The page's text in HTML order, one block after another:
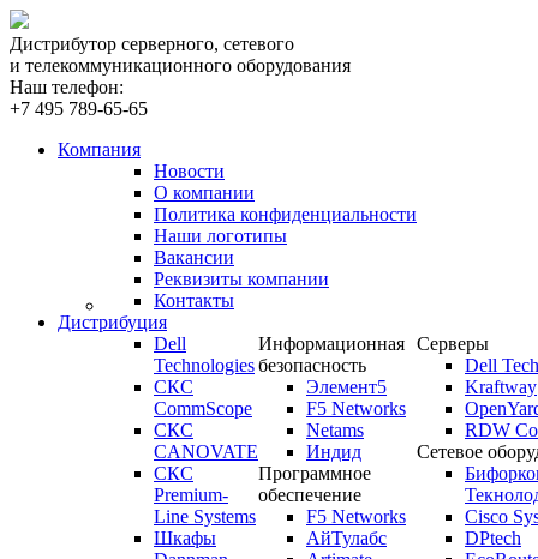
Дистрибутор серверного, сетевого
и телекоммуникационного оборудования
Наш телефон:
+7 495 789-65-65
Компания
Новости
О компании
Политика конфиденциальности
Наши логотипы
Вакансии
Реквизиты компании
Контакты
Дистрибуция
Dell
Technologies
СКС
CommScope
СКС
CANOVATE
СКС
Premium-
Line Systems
Шкафы
Информационная
безопасность
Элемент5
F5 Networks
Netams
Индид
Программное
обеспечение
F5 Networks
АйТулабс
Серверы
Dell
Kraftway
RDW
Сетевое
Cisco
DPtech